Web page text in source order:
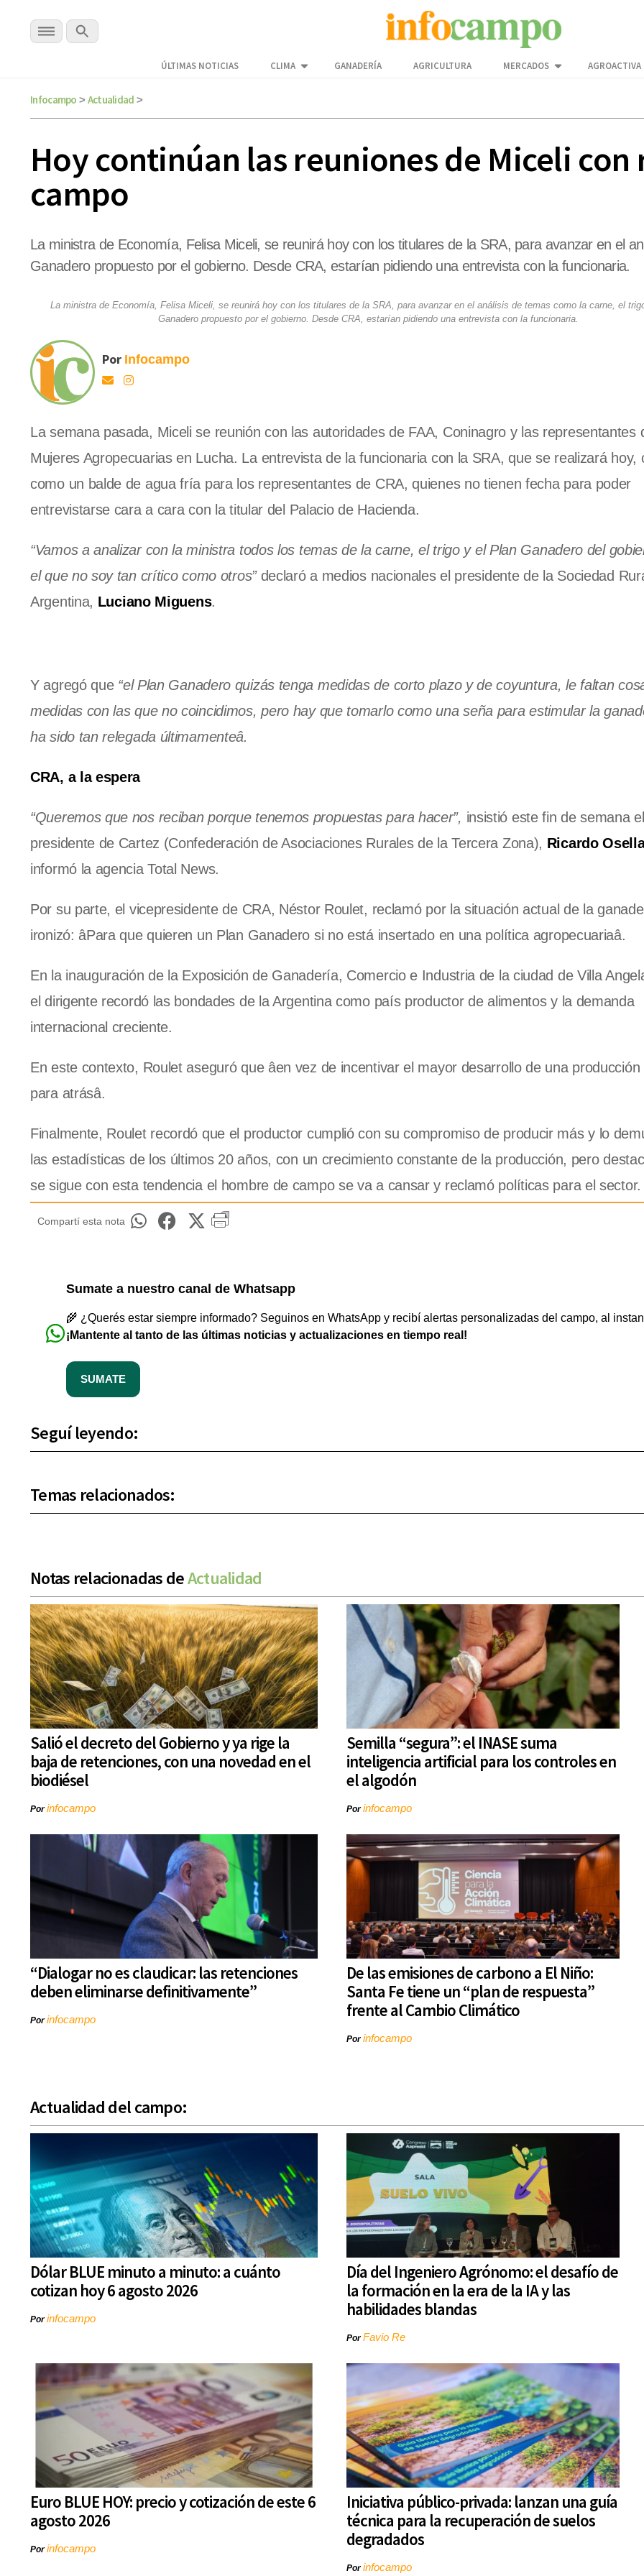
ÚLTIMAS NOTICIAS CLIMA GANADERÍA AGRICULTURA MERCADOS AGROACTIVA
Infocampo > Actualidad >
Hoy continúan las reuniones de Miceli
campo
La ministra de Economía, Felisa Miceli, se reunirá hoy con los titulares de la SRA, para avanzar en el
Ganadero propuesto por el gobierno. Desde CRA, estarían pidiendo una entrevista con la funcionaria.
La ministra de Economía, Felisa Miceli, se reunirá hoy con los titulares de la SRA, para avanzar en el análisis de temas como la carne, el
Ganadero propuesto por el gobierno. Desde CRA, estarían pidiendo una entrevista con la funcionaria.
Por Infocampo
La semana pasada, Miceli se reunión con las autoridades de FAA, Coninagro y las representantes
Mujeres Agropecuarias en Lucha. La entrevista de la funcionaria con la SRA, que se realizará hoy,
como un balde de agua fría para los representantes de CRA, quienes no tienen fecha para poder
entrevistarse cara a cara con la titular del Palacio de Hacienda.
“Vamos a analizar con la ministra todos los temas de la carne, el trigo y el Plan Ganadero del
el que no soy tan crítico como otros”declaró a medios nacionales el presidente de la Sociedad
Argentina, Luciano Miguens.
Y agregó que “el Plan Ganadero quizás tenga medidas de corto plazo y de coyuntura, le faltan
medidas con las que no coincidimos, pero hay que tomarlo como una seña para estimular la
ha sido tan relegada últimamenteâ.
CRA, a la espera
“Queremos que nos reciban porque tenemos propuestas para hacer”, insistió este fin de semana el
presidente de Cartez (Confederación de Asociaciones Rurales de la Tercera Zona), Ricardo
informó la agencia Total News.
Por su parte, el vicepresidente de CRA, Néstor Roulet, reclamó por la situación actual de la
ironizó: âPara que quieren un Plan Ganadero si no está insertado en una política agropecuariaâ.
En la inauguración de la Exposición de Ganadería, Comercio e Industria de la ciudad de Villa
el dirigente recordó las bondades de la Argentina como país productor de alimentos y la demanda
internacional creciente.
En este contexto, Roulet aseguró que âen vez de incentivar el mayor desarrollo de una producción
para atrásâ.
Finalmente, Roulet recordó que el productor cumplió con su compromiso de producir más y lo
las estadísticas de los últimos 20 años, con un crecimiento constante de la producción, pero
se sigue con esta tendencia el hombre de campo se va a cansar y reclamó políticas para el sector.
Compartí esta nota
Sumate a nuestro canal de Whatsapp
🌾 ¿Querés estar siempre informado? Seguinos en WhatsApp y recibí alertas personalizadas del campo, al
¡Mantente al tanto de las últimas noticias y actualizaciones en tiempo real!
SUMATE
Seguí leyendo:
Temas relacionados:
Notas relacionadas deActualidad
Salió el decreto del Gobierno y ya rige la
baja de retenciones, con una novedad en el
biodiésel
Porinfocampo
Semilla “segura”: el INASE suma
inteligencia artificial para los controles en
el algodón
Porinfocampo
“Dialogar no es claudicar: las retenciones
deben eliminarse definitivamente”
Porinfocampo
De las emisiones de carbono a El Niño:
Santa Fe tiene un “plan de respuesta”
frente al Cambio Climático
Porinfocampo
Actualidad del campo:
Dólar BLUE minuto a minuto: a cuánto
cotizan hoy 6 agosto 2026
Porinfocampo
Día del Ingeniero Agrónomo: el desafío de
la formación en la era de la IA y las
habilidades blandas
PorFavio Re
Euro BLUE HOY: precio y cotización de este 6
agosto 2026
Porinfocampo
Iniciativa público-privada: lanzan una guía
técnica para la recuperación de suelos
degradados
Porinfocampo